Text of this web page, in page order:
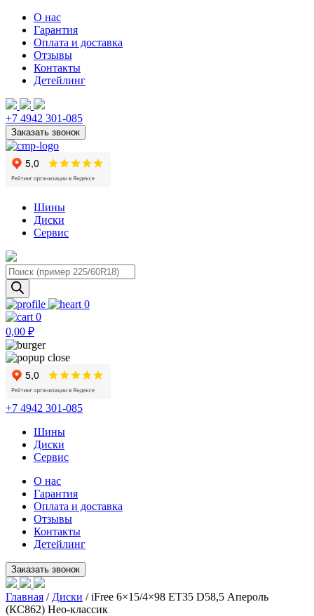
О нас
Гарантия
Оплата и доставка
Отзывы
Контакты
Детейлинг
+7 4942 301-085
Шины
Диски
Сервис
Поиск
товаров
0
0
0,00 ₽
+7 4942 301-085
Шины
Диски
Сервис
О нас
Гарантия
Оплата и доставка
Отзывы
Контакты
Детейлинг
Главная / Диски / iFree 6×15/4×98 ET35 D58,5 Апероль
(КС862) Нео-классик